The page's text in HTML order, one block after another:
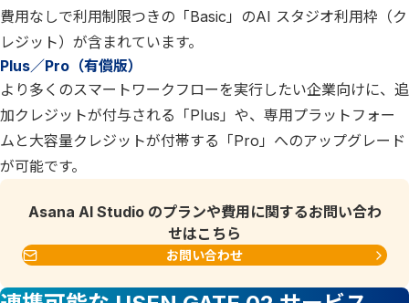
費用なしで利用制限つきの「Basic」のAI スタジオ利用枠（ク
レジット）が含まれています。
Plus／Pro（有償版）
より多くのスマートワークフローを実行したい企業向けに、追
加クレジットが付与される「Plus」や、専用プラットフォー
ムと大容量クレジットが付帯する「Pro」へのアップグレード
が可能です。
Asana AI Studio のプランや費用に関するお問い合わ
せはこちら
お問い合わせ